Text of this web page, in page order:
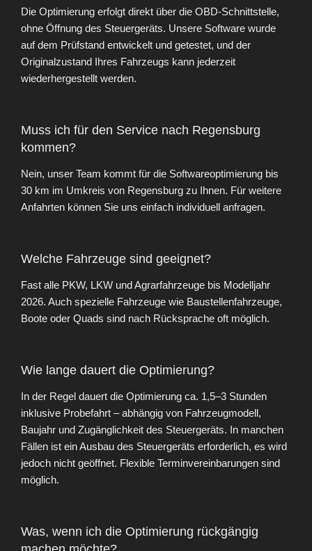
Die Optimierung erfolgt direkt über die OBD-Schnittstelle,
ohne Öffnung des Steuergeräts. Unsere Software wurde
auf dem Prüfstand entwickelt und getestet, und der
Originalzustand Ihres Fahrzeugs kann jederzeit
wiederhergestellt werden.
Muss ich für den Service nach Regensburg
kommen?
Nein, unser Team kommt für die Softwareoptimierung bis
30 km im Umkreis von Regensburg zu Ihnen. Für weitere
Anfahrten können Sie uns einfach individuell anfragen.
Welche Fahrzeuge sind geeignet?
Fast alle PKW, LKW und Agrarfahrzeuge bis Modelljahr
2026. Auch spezielle Fahrzeuge wie Baustellenfahrzeuge,
Boote oder Quads sind nach Rücksprache oft möglich.
Wie lange dauert die Optimierung?
In der Regel dauert die Optimierung ca. 1,5–3 Stunden
inklusive Probefahrt – abhängig von Fahrzeugmodell,
Baujahr und Zugänglichkeit des Steuergeräts. In manchen
Fällen ist ein Ausbau des Steuergeräts erforderlich, es wird
jedoch nicht geöffnet. Flexible Terminvereinbarungen sind
möglich.
Was, wenn ich die Optimierung rückgängig